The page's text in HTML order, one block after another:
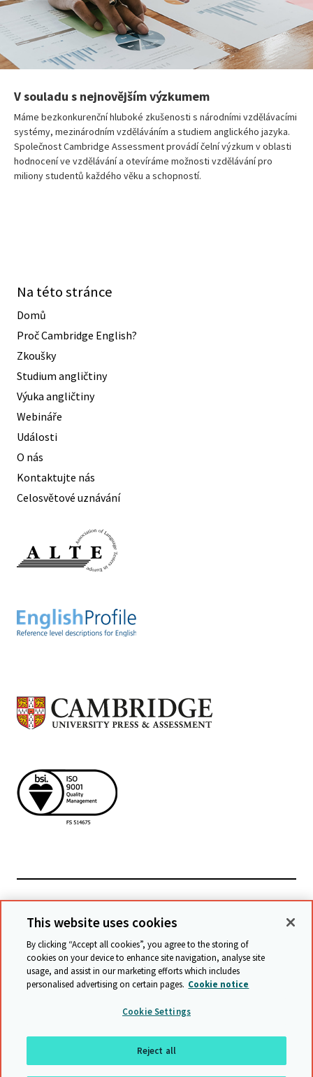
V souladu s nejnovějším výzkumem
Máme bezkonkurenční hluboké zkušenosti s národními vzdělávacími
systémy, mezinárodním vzděláváním a studiem anglického jazyka.
Společnost Cambridge Assessment provádí čelní výzkum v oblasti
hodnocení ve vzdělávání a otevíráme možnosti vzdělávání pro
miliony studentů každého věku a schopností.
Na této stránce
Domů
Proč Cambridge English?
Zkoušky
Studium angličtiny
Výuka angličtiny
Webináře
Události
O nás
Kontaktujte nás
Celosvětové uznávání
Podívejte se na související stránky
© Cambridge University Press & Assessment
Ochrana dat
Prohlášení o přístupu
Prohlášení o moderním otroctví
Mapa stránek
This website uses cookies
By clicking “Accept all cookies”, you agree to the storing of
cookies on your device to enhance site navigation, analyse site
usage, and assist in our marketing efforts which includes
personalised advertising on certain pages. Cookie notice
Cookie Settings
Reject all